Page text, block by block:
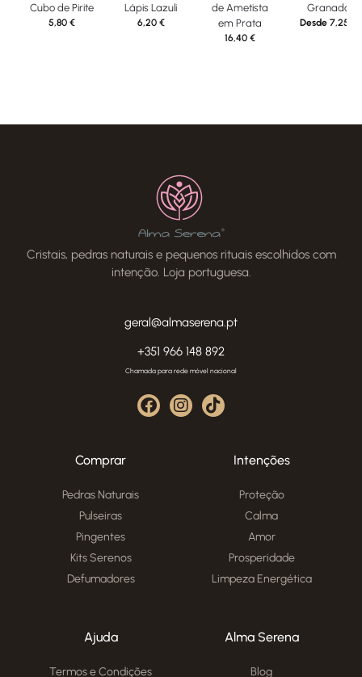
Cubo de Pirite
5,80€
Lápis Lazuli
6,20 €
de Ametista
em Prata
16,40 €
Granada
Desde7,25
Cristais, pedras naturais e pequenos rituais escolhidos com
intenção. Loja portuguesa.
geral@almaserena.pt
+351 966 148 892
Chamada para rede móvel nacional
Comprar
Pedras Naturais
Pulseiras
Pingentes
Kits Serenos
Defumadores
Intenções
Proteção
Calma
Amor
Prosperidade
Limpeza Energética
Ajuda
Termos e Condições
Alma Serena
Blog